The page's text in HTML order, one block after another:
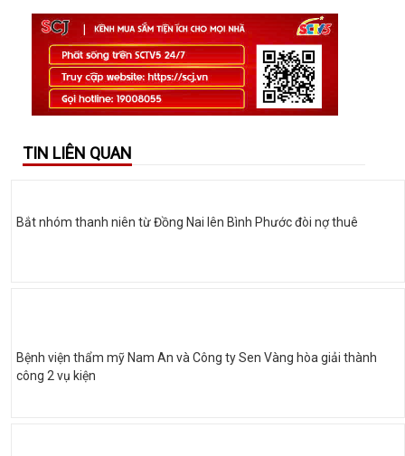
TIN LIÊN QUAN
Bắt nhóm thanh niên từ Đồng Nai lên Bình Phước đòi nợ thuê
Bệnh viện thẩm mỹ Nam An và Công ty Sen Vàng hòa giải thành
công 2 vụ kiện